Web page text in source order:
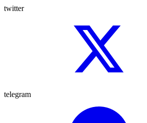
twitter
telegram